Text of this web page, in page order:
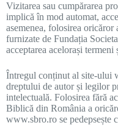
Vizitarea sau cumpărarea
implică în mod automat,
asemenea, folosirea
furnizate de Fundația
acceptarea acelorași termeni
Întregul conținut al site-ului
dreptului de autor și legilor
intelectuală. Folosirea fără
Biblică din România a
www.sbro.ro se pedepsește